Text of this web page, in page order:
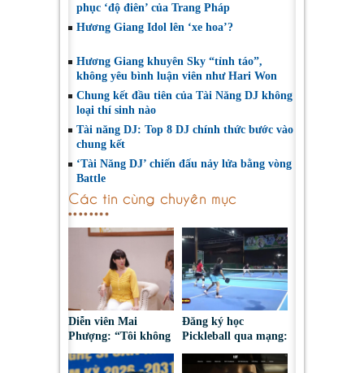
phục ‘độ điên’ của Trang Pháp
Hương Giang Idol lên ‘xe hoa’?
Hương Giang khuyên Sky “tỉnh táo”,
không yêu bình luận viên như Hari Won
Chung kết đầu tiên của Tài Năng DJ không
loại thí sinh nào
Tài năng DJ: Top 8 DJ chính thức bước vào
chung kết
‘Tài Năng DJ’ chiến đấu nảy lửa bằng vòng
Battle
Các tin cùng chuyên mục
Diễn viên Mai
Phượng: “Tôi không
bao giờ hối hận về
những gì mình đã
Đăng ký học
Pickleball qua mạng:
Nguy cơ bị chiếm
đoạt tài sản